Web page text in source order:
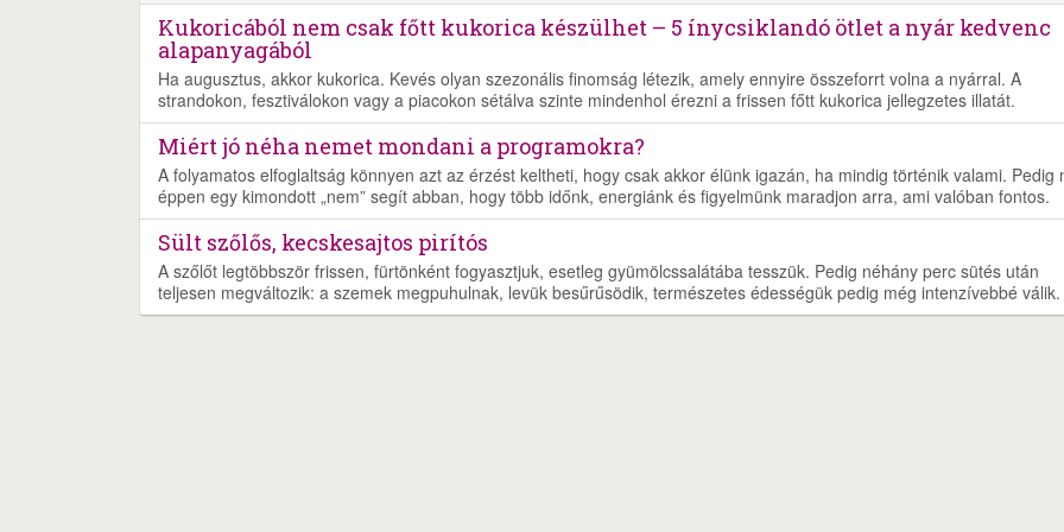
Kukoricából nem csak főtt kukorica készülhet – 5 ínycsiklandó ötlet a nyár kedvenc
alapanyagából
Ha augusztus, akkor kukorica. Kevés olyan szezonális finomság létezik, amely ennyire összeforrt volna a nyárral. A
strandokon, fesztiválokon vagy a piacokon sétálva szinte mindenhol érezni a frissen főtt kukorica jellegzetes illatát.
Miért jó néha nemet mondani a programokra?
A folyamatos elfoglaltság könnyen azt az érzést keltheti, hogy csak akkor élünk igazán, ha mindig történik valami. Pedig
éppen egy kimondott „nem” segít abban, hogy több időnk, energiánk és figyelmünk maradjon arra, ami valóban fontos.
Sült szőlős, kecskesajtos pirítós
A szőlőt legtöbbször frissen, fürtönként fogyasztjuk, esetleg gyümölcssalátába tesszük. Pedig néhány perc sütés után
teljesen megváltozik: a szemek megpuhulnak, levük besűrűsödik, természetes édességük pedig még intenzívebbé válik.